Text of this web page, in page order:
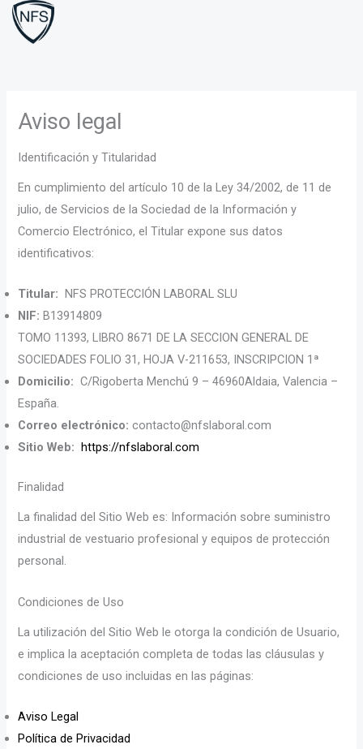
Aviso legal
Identificación y Titularidad
En cumplimiento del artículo 10 de la Ley 34/2002, de 11 de
julio, de Servicios de la Sociedad de la Información y
Comercio Electrónico, el Titular expone sus datos
identificativos:
Titular: NFS PROTECCIÓN LABORAL SLU
NIF: B13914809
TOMO 11393, LIBRO 8671 DE LA SECCION GENERAL DE
SOCIEDADES FOLIO 31, HOJA V-211653, INSCRIPCION 1ª
Domicilio: C/Rigoberta Menchú 9 – 46960Aldaia, Valencia –
España.
Correo electrónico: contacto@nfslaboral.com
Sitio Web: https://nfslaboral.com
Finalidad
La finalidad del Sitio Web es: Información sobre suministro
industrial de vestuario profesional y equipos de protección
personal.
Condiciones de Uso
La utilización del Sitio Web le otorga la condición de Usuario,
e implica la aceptación completa de todas las cláusulas y
condiciones de uso incluidas en las páginas:
Aviso Legal
Política de Privacidad